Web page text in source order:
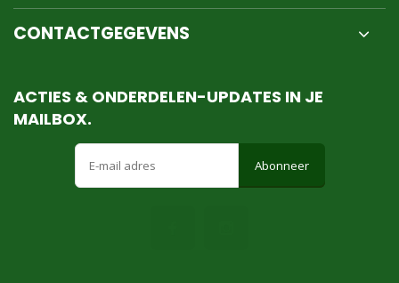
CONTACTGEGEVENS
ACTIES & ONDERDELEN-UPDATES IN JE
MAILBOX.
Abonneer